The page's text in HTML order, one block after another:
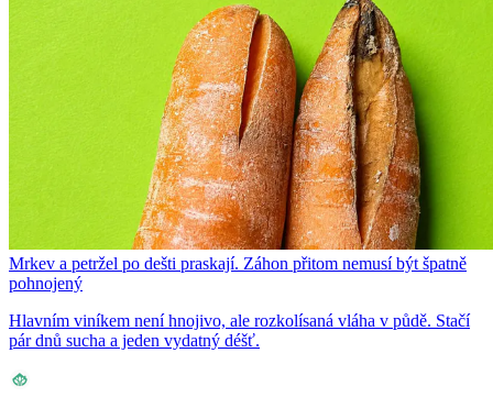
Mrkev a petržel po dešti praskají. Záhon přitom nemusí být špatně
pohnojený
Hlavním viníkem není hnojivo, ale rozkolísaná vláha v půdě. Stačí
pár dnů sucha a jeden vydatný déšť.